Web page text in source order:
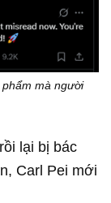
mà người
lại bị bác
Carl Pei mới